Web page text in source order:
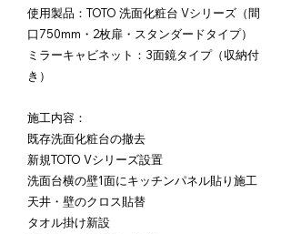
使用製品：TOTO 洗面化粧台 Vシリーズ（間
口750mm・2枚扉・スタンダードタイプ）
ミラーキャビネット：3面鏡タイプ（収納付
き）
施工内容：
既存洗面化粧台の撤去
新規TOTO Vシリーズ設置
洗面台横の壁1面にキッチンパネル貼り施工
天井・壁のクロス貼替
タオル掛け新設